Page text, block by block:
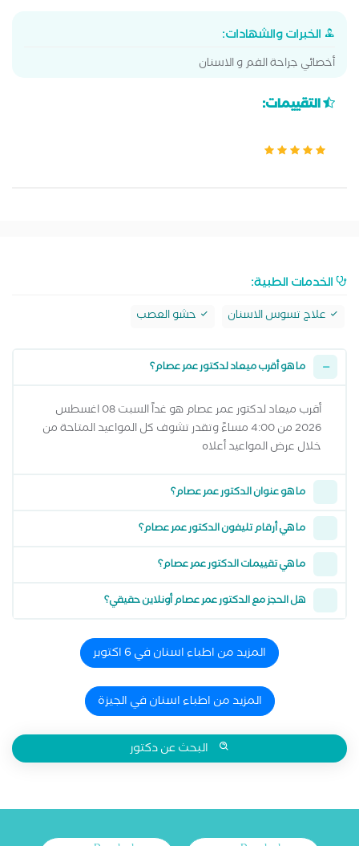
الخبرات والشهادات:
أخصائي جراحة الفم و الاسنان
التقييمات:
الخدمات الطبية:
علاج تسوس الاسنان حشو العصب
ما هو أقرب ميعاد لدكتور عمر عصام؟
أقرب ميعاد لدكتور عمر عصام هو غداً السبت 08 اغسطس
2026 من 4:00 مساءً وتقدر تشوف كل المواعيد المتاحة من
خلال عرض المواعيد أعلاه
ما هو عنوان الدكتور عمر عصام؟
ما هي أرقام تليفون الدكتور عمر عصام؟
ما هي تقييمات الدكتور عمر عصام؟
هل الحجز مع الدكتور عمر عصام أونلاين حقيقي؟
المزيد من اطباء اسنان في 6 اكتوبر
المزيد من اطباء اسنان في الجيزة
البحث عن دكتور